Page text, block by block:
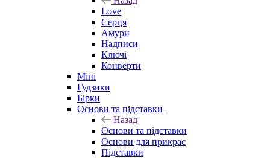
Love
Серця
Амури
Надписи
Ключі
Конверти
Міні
Гудзики
Бірки
Основи та підставки
Назад
Основи та підставки
Основи для прикрас
Підставки